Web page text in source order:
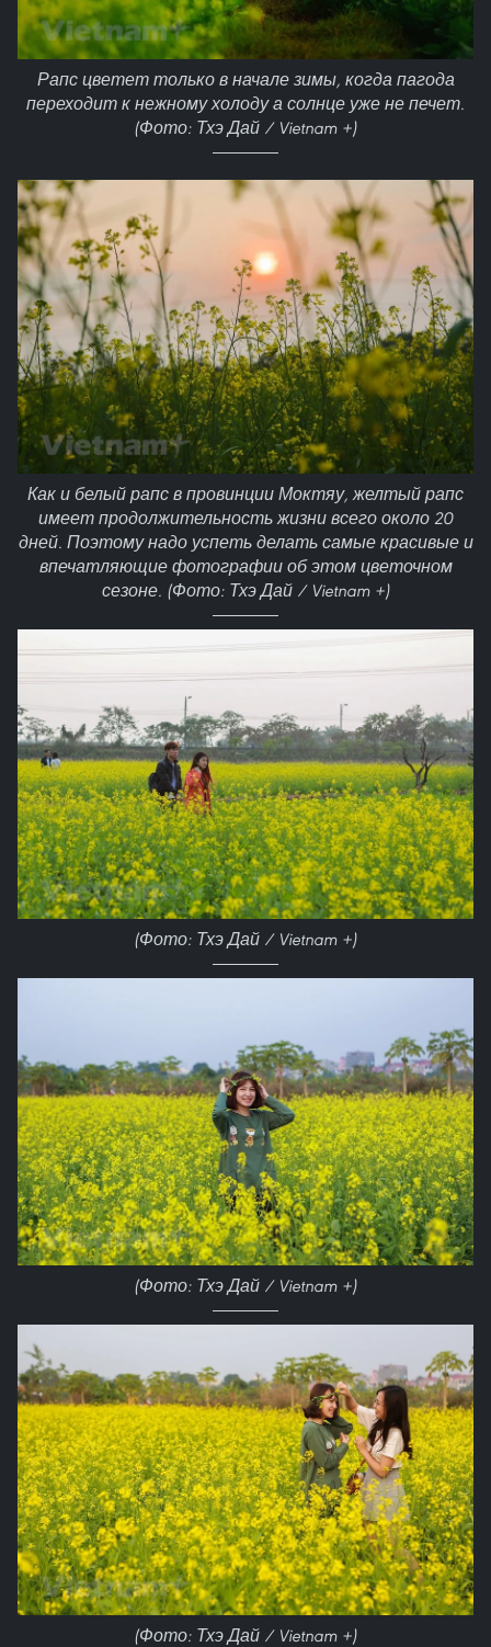
Рапс цветет только в начале зимы, когда пагода
переходит к нежному холоду а солнце уже не печет.
(Фото: Тхэ Дай / Vietnam +)
Как и белый рапс в провинции Моктяу, желтый рапс
имеет продолжительность жизни всего около 20
дней. Поэтому надо успеть делать самые красивые и
впечатляющие фотографии об этом цветочном
сезоне. (Фото: Тхэ Дай / Vietnam +)
(Фото: Тхэ Дай / Vietnam +)
(Фото: Тхэ Дай / Vietnam +)
(Фото: Тхэ Дай / Vietnam +)